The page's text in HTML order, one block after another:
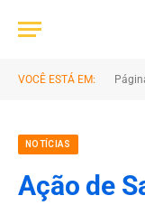
VOCÊ ESTÁ EM:
NOTÍCIAS
Ação de